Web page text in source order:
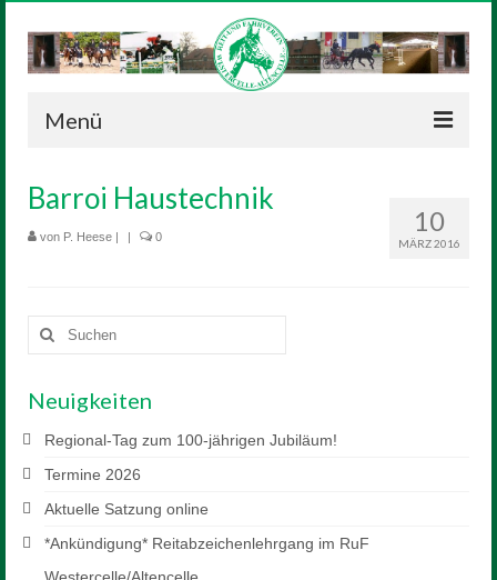
Menü
Geschichte
Reitanlage
Sponsoren
Mitglied werden
Sponsor werden
10
MÄRZ 2016
Barroi Haustechnik
von P. Heese | | 0
Suchen
nach:
Neuigkeiten
Regional-Tag zum 100-jährigen Jubiläum!
Termine 2026
Aktuelle Satzung online
*Ankündigung* Reitabzeichenlehrgang im RuF